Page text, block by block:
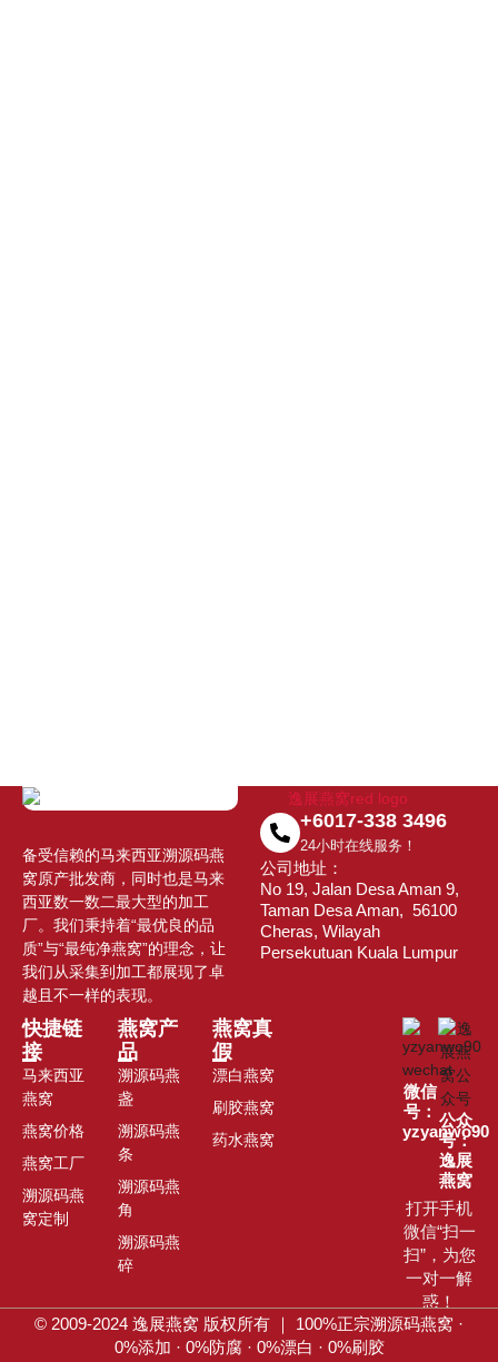
备受信赖的马来西亚溯源码燕
窝原产批发商，同时也是马来
西亚数一数二最大型的加工
厂。我们秉持着“最优良的品
质”与“最纯净燕窝”的理念，让
我们从采集到加工都展现了卓
越且不一样的表现。
+6017-338 3496
24小时在线服务！
公司地址：
No 19, Jalan Desa Aman 9,
Taman Desa Aman, 56100
Cheras, Wilayah
Persekutuan Kuala Lumpur
快捷链
接
马来西亚
燕窝
燕窝价格
燕窝工厂
溯源码燕
窝定制
燕窝产
品
溯源码燕
盏
溯源码燕
条
溯源码燕
角
溯源码燕
碎
燕窝真
假
漂白燕窝
刷胶燕窝
药水燕窝
微信
号：
yzyanwo90
公众
号：
逸展
燕窝
打开手机
微信“扫一
扫”，为您
一对一解
惑！
© 2009-2024 逸展燕窝 版权所有 ｜ 100%正宗溯源码燕窝 ·
0%添加 · 0%防腐 · 0%漂白 · 0%刷胶